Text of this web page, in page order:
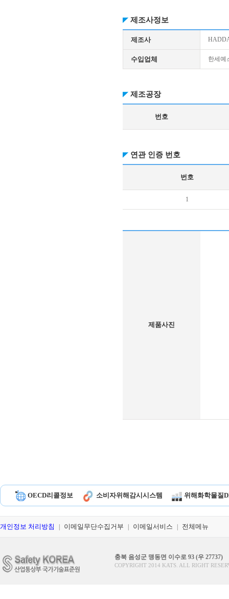
제조사정보
제조사
수입업체 한세예
제조공장
번호
연관 인증 번호
번호
1
제품사진
OECD리콜정보 소비자위해감시시스템 위해화학물질
개인정보 처리방침 이메일무단수집거부 이메일서비스 전체메뉴
충북 음성군 맹동면 이수로 93 (우 27737)
COPYRIGHT 2014 KATS. ALL RIGHT